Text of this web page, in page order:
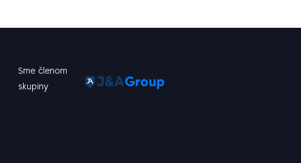
Sme členom
skupiny